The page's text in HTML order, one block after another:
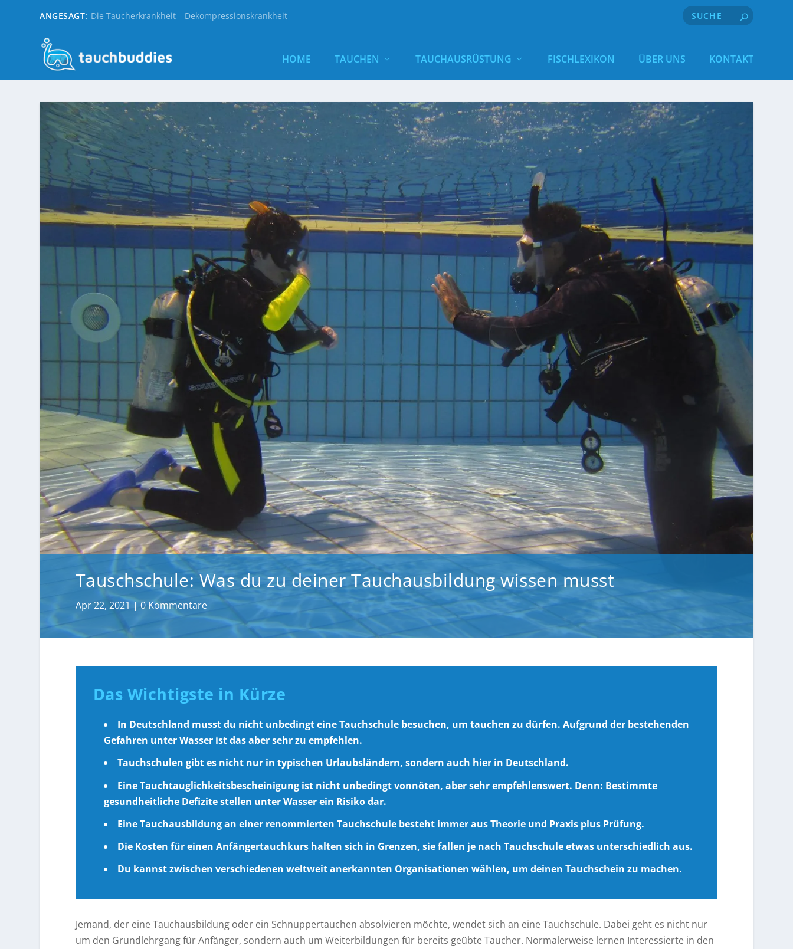
ANGESAGT: Die Taucherkrankheit – Dekompressionskrankheit
HOME TAUCHEN TAUCHAUSRÜSTUNG FISCHLEXIKON ÜBER UNS KONTAKT
Tauschschule: Was du zu deiner Tauchausbildung wissen musst
Apr 22, 2021 |0 Kommentare
Das Wichtigste in Kürze
In Deutschland musst du nicht unbedingt eine Tauchschule besuchen, um tauchen zu dürfen. Aufgrund der bestehenden
Gefahren unter Wasser ist das aber sehr zu empfehlen.
Tauchschulen gibt es nicht nur in typischen Urlaubsländern, sondern auch hier in Deutschland.
Eine Tauchtauglichkeitsbescheinigung ist nicht unbedingt vonnöten, aber sehr empfehlenswert. Denn: Bestimmte
gesundheitliche Defizite stellen unter Wasser ein Risiko dar.
Eine Tauchausbildung an einer renommierten Tauchschule besteht immer aus Theorie und Praxis plus Prüfung.
Die Kosten für einen Anfängertauchkurs halten sich in Grenzen, sie fallen je nach Tauchschule etwas unterschiedlich aus.
Du kannst zwischen verschiedenen weltweit anerkannten Organisationen wählen, um deinen Tauchschein zu machen.
Jemand, der eine Tauchausbildung oder ein Schnuppertauchen absolvieren möchte, wendet sich an eine Tauchschule. Dabei geht es nicht nur
um den Grundlehrgang für Anfänger, sondern auch um Weiterbildungen für bereits geübte Taucher. Normalerweise lernen Interessierte in den